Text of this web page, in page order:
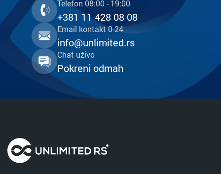
Telefon 08:00 - 19:00
+381 11 428 08 08
Email kontakt 0-24
info@unlimited.rs
Chat uživo
Pokreni odmah